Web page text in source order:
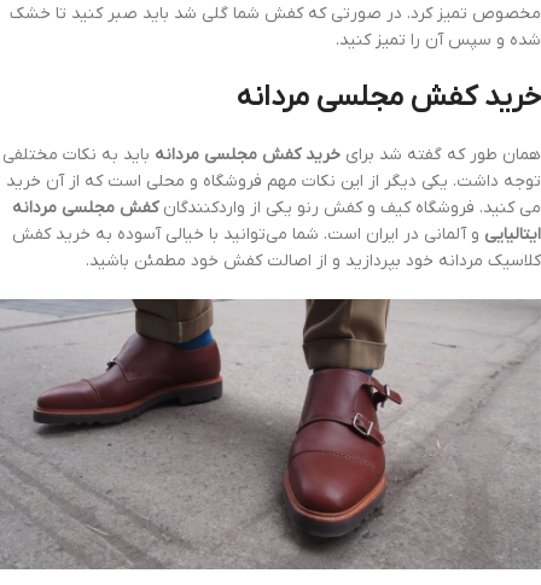
مخصوص تمیز کرد. در صورتی که کفش شما گلی شد باید صبر کنید تا خشک
شده و سپس آن را تمیز کنید.
خرید کفش مجلسی مردانه
همان طور که گفته شد برای خرید کفش مجلسی مردانه باید به نکات مختلفی
توجه داشت. یکی دیگر از این نکات مهم فروشگاه و محلی است که از آن خرید
می کنید. فروشگاه کیف و کفش رنو یکی از واردکنندگانکفش مجلسی مردانه
ایتالیایی و آلمانی در ایران است. شما می‌توانید با خیالی آسوده به خرید کفش
کلاسیک مردانه خود بپردازید و از اصالت کفش خود مطمئن باشید.